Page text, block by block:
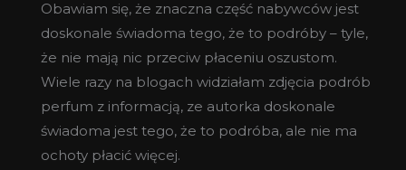
Obawiam się, że znaczna część nabywców jest
doskonale świadoma tego, że to podróby – tyle,
że nie mają nic przeciw płaceniu oszustom.
Wiele razy na blogach widziałam zdjęcia podrób
perfum z informacją, ze autorka doskonale
świadoma jest tego, że to podróba, ale nie ma
ochoty płacić więcej.